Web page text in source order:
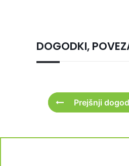
DOGODKI,
Prejšnji